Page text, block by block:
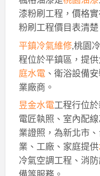
漆粉刷工程，價格
粉刷工程價目表清楚
平鎮冷氣維修,桃園
程位於平鎮區，提
庭水電、衛浴設備
業廠商。
昱金水電工程行位
電匠執照、室內配
業證照，為新北市
業、工廠、家庭提供
冷氣空調工程、消